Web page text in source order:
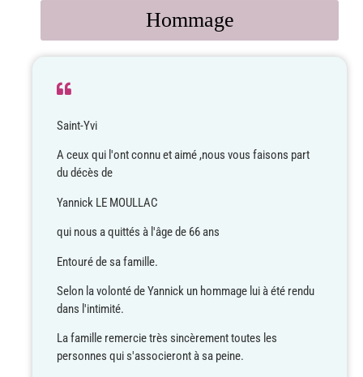
Hommage
Saint-Yvi
A ceux qui l'ont connu et aimé ,nous vous faisons part
du décès de
Yannick LE MOULLAC
qui nous a quittés à l'âge de 66 ans
Entouré de sa famille.
Selon la volonté de Yannick un hommage lui à été rendu
dans l'intimité.
La famille remercie très sincèrement toutes les
personnes qui s'associeront à sa peine.